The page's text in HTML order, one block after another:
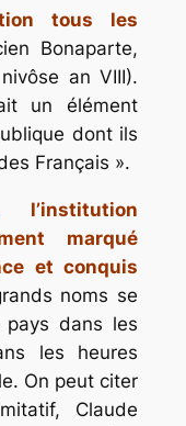
tous les
Bonaparte,
an VIII).
un élément
dont ils
Français ».
marqué
et conquis
noms se
dans les
les heures
On peut citer
Claude